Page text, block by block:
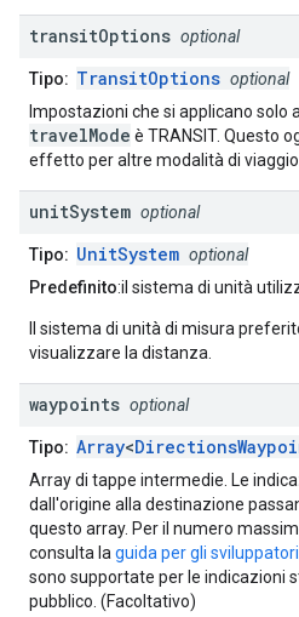
transitOptions optional
Tipo: TransitOptions optional
Impostazioni che si applicano solo
travelMode è TRANSIT. Questo
effetto per altre modalità di
unitSystem optional
Tipo: UnitSystem optional
Predefinito:il sistema di unità
Il sistema di unità di misura
visualizzare la distanza.
waypoints optional
Tipo: Array<
Array di tappe intermedie. Le
dall'origine alla destinazione
questo array. Per il numero
consulta laguida per gli sviluppatori
sono supportate per le indicazioni
pubblico. (Facoltativo)